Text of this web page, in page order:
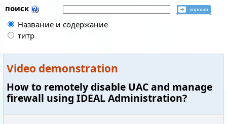
поиск
Название и содержание
титр
Video demonstration
How to remotely disable UAC and manage
firewall using IDEAL Administration?